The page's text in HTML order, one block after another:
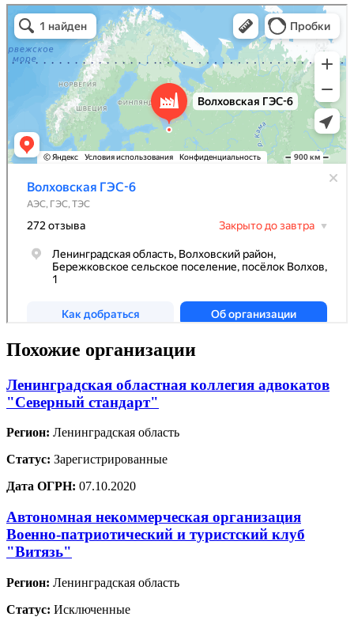
Похожие организации
Ленинградская областная коллегия адвокатов
"Северный стандарт"
Регион: Ленинградская область
Статус: Зарегистрированные
Дата ОГРН: 07.10.2020
Автономная некоммерческая организация
Военно-патриотический и туристский клуб
"Витязь"
Регион: Ленинградская область
Статус: Исключенные